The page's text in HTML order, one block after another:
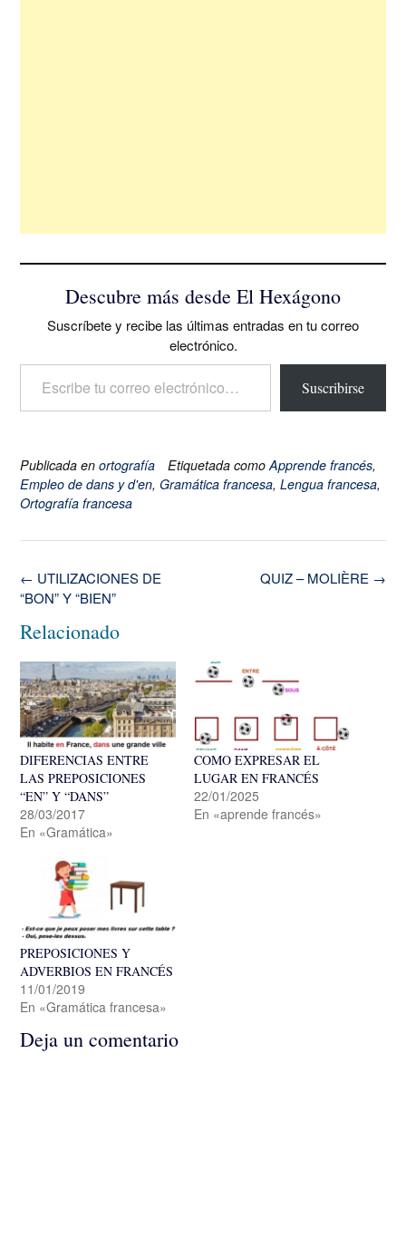
Descubre más desde El Hexágono
Suscríbete y recibe las últimas entradas en tu correo
electrónico.
Escribe tu correo electrónico…
Suscribirse
Publicada en ortografía Etiquetada como Apprende francés,
Empleo de dans y d'en, Gramática francesa, Lengua francesa,
Ortografía francesa
Navegación
de
entrada
QUIZ – MOLIÈRE →
← UTILIZACIONES DE
“BON” Y “BIEN”
Relacionado
DIFERENCIAS ENTRE
LAS PREPOSICIONES
“EN” Y “DANS”
28/03/2017
En «Gramática»
COMO EXPRESAR EL
LUGAR EN FRANCÉS
22/01/2025
En «aprende francés»
PREPOSICIONES Y
ADVERBIOS EN FRANCÉS
11/01/2019
En «Gramática francesa»
Deja un comentario